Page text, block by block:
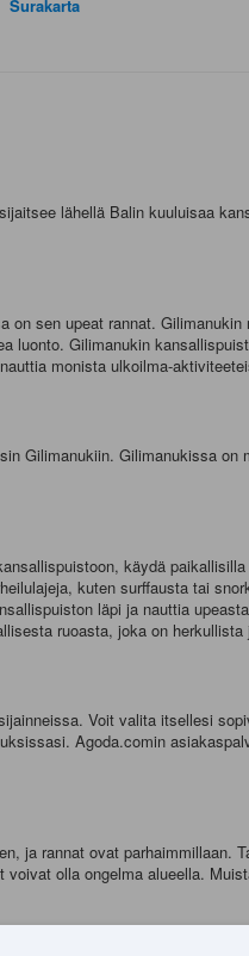
Surakarta
lähellä Balin kuuluisaa
sen upeat rannat. Gilimanukin
luonto. Gilimanukin
monista ulkoilma-
Gilimanukiin. Gilimanukissa
käydä
kuten surffausta tai
läpi ja nauttia
ruoasta, joka on herkullista
Voit valita itsellesi
Agoda.comin
ja rannat ovat parhaimmillaan.
olla ongelma alueella.